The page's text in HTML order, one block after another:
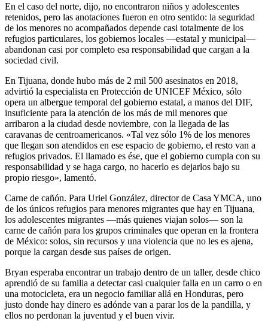
En el caso del norte, dijo, no encontraron niños y adolescentes
retenidos, pero las anotaciones fueron en otro sentido: la seguridad
de los menores no acompañados depende casi totalmente de los
refugios particulares, los gobiernos locales —estatal y municipal—
abandonan casi por completo esa responsabilidad que cargan a la
sociedad civil.
En Tijuana, donde hubo más de 2 mil 500 asesinatos en 2018,
advirtió la especialista en Protección de UNICEF México, sólo
opera un albergue temporal del gobierno estatal, a manos del DIF,
insuficiente para la atención de los más de mil menores que
arribaron a la ciudad desde noviembre, con la llegada de las
caravanas de centroamericanos. «Tal vez sólo 1% de los menores
que llegan son atendidos en ese espacio de gobierno, el resto van a
refugios privados. El llamado es ése, que el gobierno cumpla con su
responsabilidad y se haga cargo, no hacerlo es dejarlos bajo su
propio riesgo», lamentó.
Carne de cañón. Para Uriel González, director de Casa YMCA, uno
de los únicos refugios para menores migrantes que hay en Tijuana,
los adolescentes migrantes —más quienes viajan solos— son la
carne de cañón para los grupos criminales que operan en la frontera
de México: solos, sin recursos y una violencia que no les es ajena,
porque la cargan desde sus países de origen.
Bryan esperaba encontrar un trabajo dentro de un taller, desde chico
aprendió de su familia a detectar casi cualquier falla en un carro o en
una motocicleta, era un negocio familiar allá en Honduras, pero
justo donde hay dinero es adónde van a parar los de la pandilla, y
ellos no perdonan la juventud y el buen vivir.